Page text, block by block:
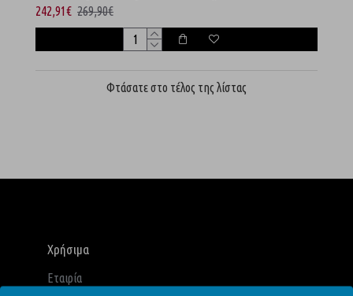
242,91€ 269,90€
Φτάσατε στο τέλος της λίστας
Χρήσιμα
Εταιρία